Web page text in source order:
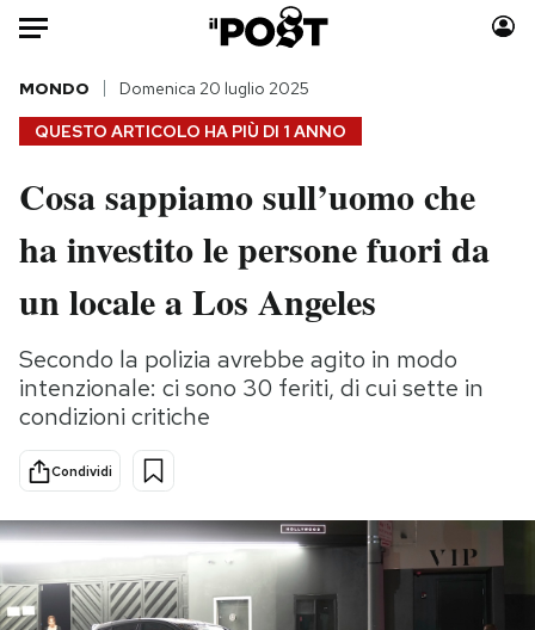
Auto
HOME
Italia
Politica
Tecnologia
Scienza
Cultura
Sport
Moda
Consumismi
Storie/Idee
Media
Europa
PODCAST
QUESTO ARTICOLO HA PIÙ DI 1 ANNO
MONDO Domenica 20 luglio 2025
Cosa sappiamo sull’uomo che
ha investito le persone fuori da
un locale a Los Angeles
Secondo la polizia avrebbe agito in modo
intenzionale: ci sono 30 feriti, di cui sette in
condizioni critiche
Condividi